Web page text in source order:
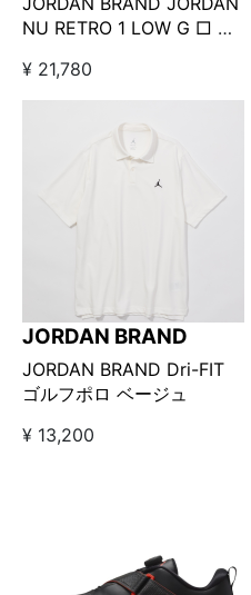
NU RETRO 1 LOW G □ ブ
¥ 21,780
JORDAN BRAND
JORDAN BRAND Dri-FIT
ゴルフポロ ベージュ
¥ 13,200